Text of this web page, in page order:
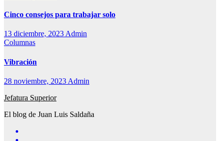
Cinco consejos para trabajar solo
13 diciembre, 2023 Admin
Columnas
Vibración
28 noviembre, 2023 Admin
Jefatura Superior
El blog de Juan Luis Saldaña